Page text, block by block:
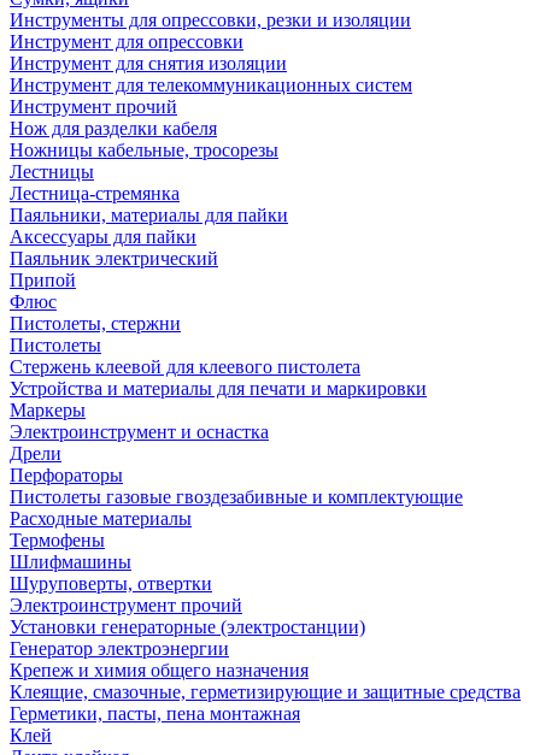
Инструменты для опрессовки, резки и изоляции
Инструмент для опрессовки
Инструмент для снятия изоляции
Инструмент для телекоммуникационных систем
Инструмент прочий
Нож для разделки кабеля
Ножницы кабельные, тросорезы
Лестницы
Лестница-стремянка
Паяльники, материалы для пайки
Аксессуары для пайки
Паяльник электрический
Припой
Флюс
Пистолеты, стержни
Пистолеты
Стержень клеевой для клеевого пистолета
Устройства и материалы для печати и маркировки
Маркеры
Электроинструмент и оснастка
Дрели
Перфораторы
Пистолеты газовые гвоздезабивные и комплектующие
Расходные материалы
Термофены
Шлифмашины
Шуруповерты, отвертки
Электроинструмент прочий
Установки генераторные (электростанции)
Генератор электроэнергии
Крепеж и химия общего назначения
Клеящие, смазочные, герметизирующие и защитные средства
Герметики, пасты, пена монтажная
Клей